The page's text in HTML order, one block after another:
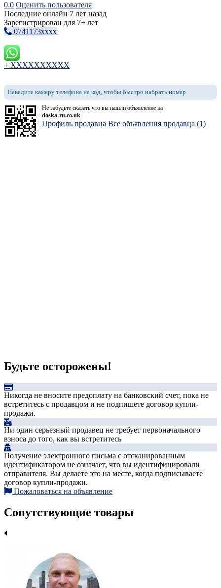
0.0 Оценить пользователя
Последние онлайн 7 лет назад
Зарегистрирован для 7+ лет
0741173xxxx
+ XXXXXXXXXX
Наведите камеру телефона на код, чтобы быстро набрать номер
Не забудьте сказать что вы нашли объявление на
doska-ru.co.uk
Профиль продавца Все объявления продавца (1)
Будьте осторожены!
Никогда не вносите предоплату на банковский счет, пока не
встретитесь с продавцом и не подпишете договор купли-
продажи.
Ни один серьезный продавец не требует первоначального
взноса до того, как вы встретитесь
Получение электронного письма с отсканированным
идентификатором не означает, что вы идентифицировали
отправителя. Вы делаете это на месте, когда подписываете
договор купли-продажи.
Пожаловаться на объявление
Сопутствующие товары